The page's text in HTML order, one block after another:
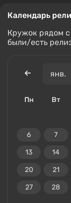
Календарь
Кружок рядом с
были/есть
Пн Вт
6 7
13 14
20 21
27 28